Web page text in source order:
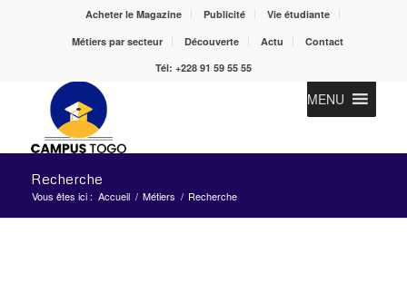
Acheter le Magazine Publicité
Vie étudiante
Métiers par secteur
Découverte Actu
Contact
Tél: +228 91 59 55 55
MENU
Recherche
Vous êtes ici : Accueil / Métiers / Recherche